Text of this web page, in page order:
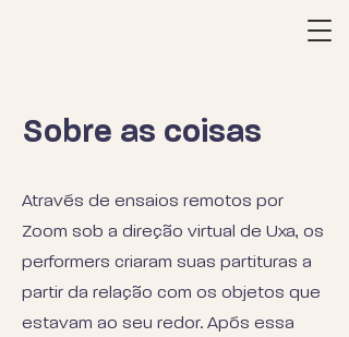
Sobre as coisas
Através de ensaios remotos por
Zoom sob a direção virtual de Uxa, os
performers criaram suas partituras a
partir da relação com os objetos que
estavam ao seu redor. Após essa